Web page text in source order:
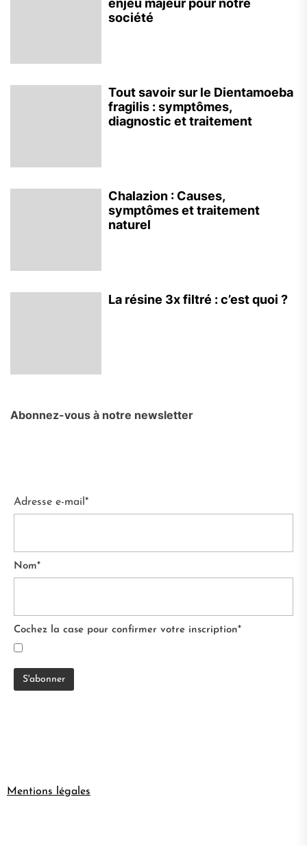
société
Tout savoir sur le Dientamoeba
fragilis : symptômes,
diagnostic et traitement
Chalazion : Causes,
symptômes et traitement
naturel
La résine 3x filtré : c’est quoi ?
Abonnez-vous à notre newsletter
Adresse e-mail*
Nom*
Cochez la case pour confirmer votre inscription*
Mentions légales